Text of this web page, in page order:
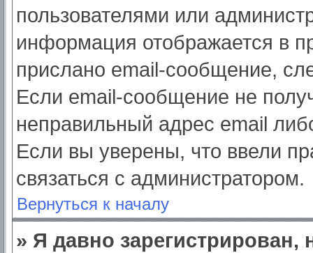
пользователями или
информация отображается в
прислано email-сообщение,
Если email-сообщение не
неправильный адрес email
Если вы уверены, что ввели
связаться с администратором.
Вернуться к началу
» Я давно